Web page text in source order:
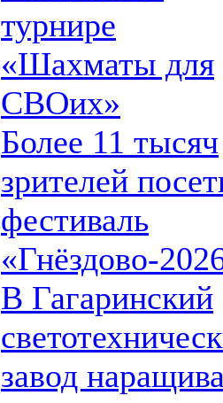
турнире
«Шахматы для
СВОих»
Более 11 тысяч
зрителей
фестиваль
«Гнёздово-
В Гагаринский
завод